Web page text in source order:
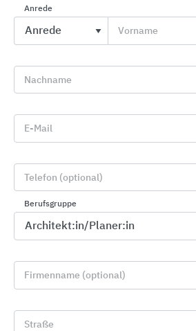
Druckwasserdichte Einbauteile
KRASO
Anrede
Vorname
Nachname
E-Mail
Telefon (optional)
Berufsgruppe
Firmenname (optional)
Straße